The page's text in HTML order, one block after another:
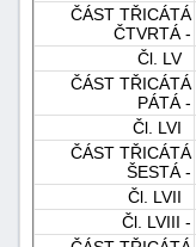
ČÁST TŘICÁTÁ
ČTVRTÁ -
Čl. LV
ČÁST TŘICÁTÁ
PÁTÁ -
Čl. LVI
ČÁST TŘICÁTÁ
ŠESTÁ -
Čl. LVII
Čl. LVIII -